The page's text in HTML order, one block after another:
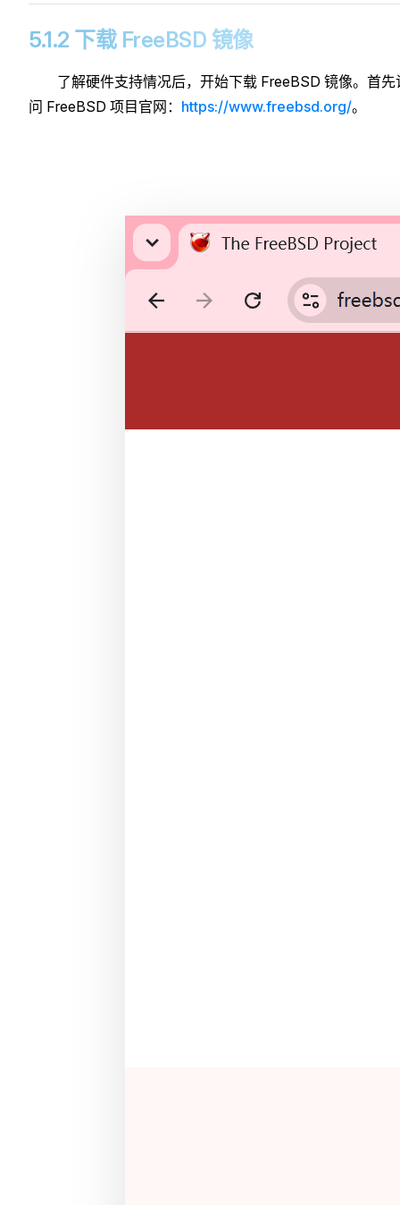
5.1.2 下载 FreeBSD 镜像
了解硬件支持情况后，开始下载 FreeBSD 镜像。首先
问 FreeBSD 项目官网： https://www.freebsd.org/。